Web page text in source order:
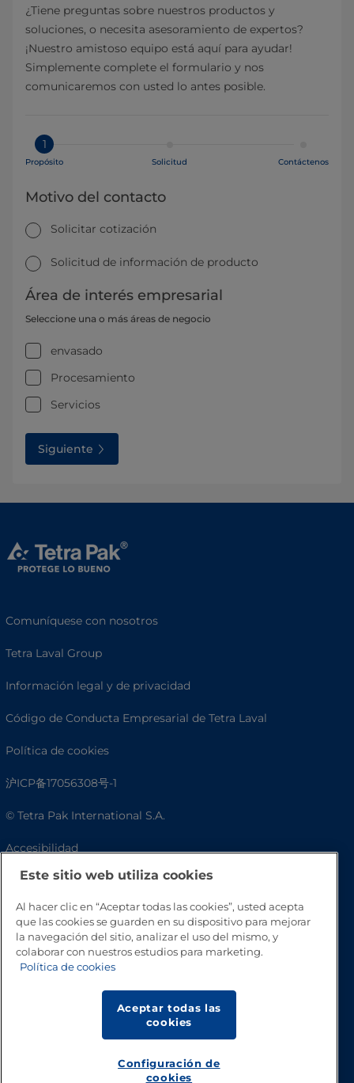
¿Tiene preguntas sobre nuestros productos y
soluciones, o necesita asesoramiento de expertos?
¡Nuestro amistoso equipo está aquí para ayudar!
Simplemente complete el formulario y nos
comunicaremos con usted lo antes posible.
1
Propósito Solicitud Contáctenos
Motivo del contacto
Solicitar cotización
Solicitud de información de producto
Área de interés empresarial
Seleccione una o más áreas de negocio
envasado
Procesamiento
Servicios
Siguiente
Comuníquese con nosotros
Tetra Laval Group
Información legal y de privacidad
Código de Conducta Empresarial de Tetra Laval
Política de cookies
沪ICP备17056308号-1
© Tetra Pak International S.A.
Accesibilidad
Preguntas frecuentes
Este sitio web utiliza cookies
Al hacer clic en “Aceptar todas las cookies”, usted acepta
que las cookies se guarden en su dispositivo para mejorar
la navegación del sitio, analizar el uso del mismo, y
colaborar con nuestros estudios para marketing.
Política de cookies
Aceptar todas las
cookies
Configuración de
cookies